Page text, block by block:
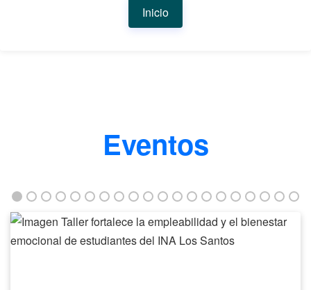
Inicio
Eventos
Taller
fortalece